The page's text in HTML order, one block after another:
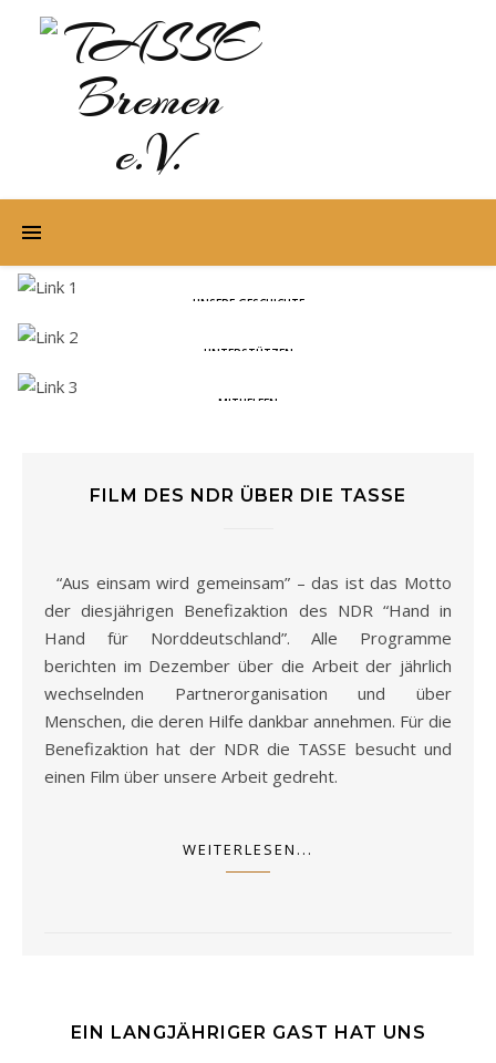
UNSERE GESCHICHTE
UNTERSTÜTZEN
MITHELFEN
FILM DES NDR ÜBER DIE TASSE
“Aus einsam wird gemeinsam” – das ist das Motto
der diesjährigen Benefizaktion des NDR “Hand in
Hand für Norddeutschland”. Alle Programme
berichten im Dezember über die Arbeit der jährlich
wechselnden Partnerorganisation und über
Menschen, die deren Hilfe dankbar annehmen. Für die
Benefizaktion hat der NDR die TASSE besucht und
einen Film über unsere Arbeit gedreht.
WEITERLESEN...
EIN LANGJÄHRIGER GAST HAT UNS